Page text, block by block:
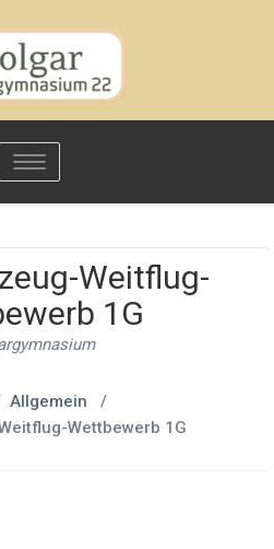
Toggle
navigation
Weitflug-
1G
Allgemein /
Wettbewerb 1G